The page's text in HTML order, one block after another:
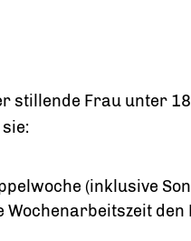
stillende Frau unter
(inklusive